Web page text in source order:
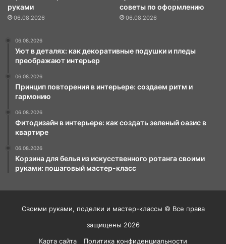
руками
06.08.2026
советы по оформлению
06.08.2026
06.08.2026
Уют в деталях: как декоративные подушки и пледы
преображают интерьер
06.08.2026
Принцип повторения в интерьере: создаем ритм и
гармонию
06.08.2026
Фитодизайн в интерьере: как создать зеленый оазис в
квартире
06.08.2026
Корзина для белья из искусственного ротанга своими
руками: пошаговый мастер-класс
Своими руками, поделки и мастер-классы © Все права
защищены 2026
Карта сайта
Политика конфиденциальности